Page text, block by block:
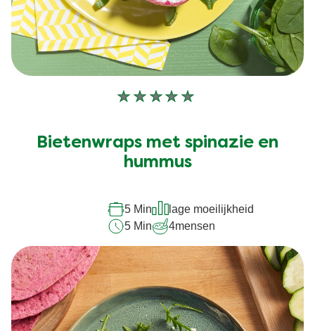
Geen
ingediend
voor
Bietenwraps met spinazie en
hummus
5 Min
lage moeilijkheid
5 Min
4mensen